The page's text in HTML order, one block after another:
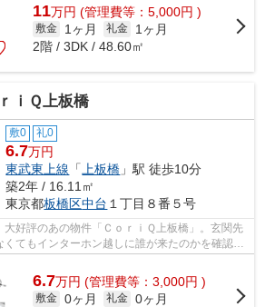
11万円 (管理費等：5,000円 )
敷金 1ヶ月 礼金
1ヶ月
2階 / 3DK / 48.60㎡
ｉＱ上板橋
敷0 礼0
6.7万円
東武東上線 「 上板橋 」駅 徒歩10分
築2年 / 16.11㎡
東京都板橋区中台 １丁目８番５号
好評のあの物件「ＣｏｒｉＱ上板橋」。玄関先
くてもインターホン越しに誰が来たのかを確認で
収納はク...
6.7万円 (管理費等：3,000円 )
敷金 0ヶ月 礼金 0ヶ月